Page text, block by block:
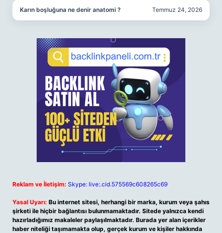
Karın boşluğuna ne denir anatomi ? Temmuz 24, 2026
Reklam ve İletişim: Skype: live:.cid.575569c608265c69
Yasal Uyarı: Bu internet sitesi, herhangi bir marka, kurum veya şahıs
şirketi ile hiçbir bağlantısı bulunmamaktadır. Sitede yalnızca kendi
hazırladığımız makaleler paylaşılmaktadır. Burada yer alan içerikler
haber niteliği taşımamakta olup, gerçek kurum ve kişiler hakkında